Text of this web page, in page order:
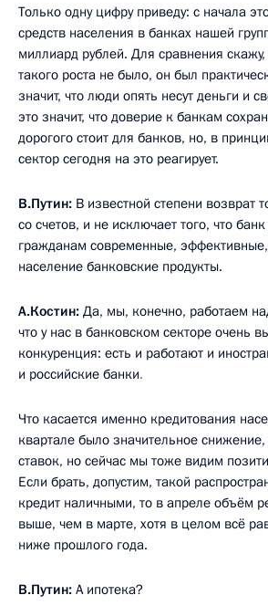
Только одну цифру приведу: с начала
средств населения в банках нашей
миллиард рублей. Для сравнения
такого роста не было, он был
значит, что люди опять несут деньги и
это значит, что доверие к банкам
дорогого стоит для банков, но, в
сектор сегодня на это реагирует.
В.Путин: В известной степени возврат
со счетов, и не исключает того, что
гражданам современные,
население банковские продукты.
А.Костин: Да, мы, конечно, работаем
что у нас в банковском секторе очень
конкуренция: есть и работают и
и российские банки.
Что касается именно кредитования
квартале было значительное
ставок, но сейчас мы тоже видим
Если брать, допустим, такой
кредит наличными, то в апреле объём
выше, чем в марте, хотя в целом всё
ниже прошлого года.
В.Путин: А ипотека?